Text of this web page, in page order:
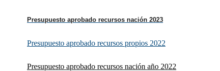
Presupuesto aprobado recursos nación 2023
Presupuesto aprobado recursos propios 2022
Presupuesto aprobado recursos nación año 2022